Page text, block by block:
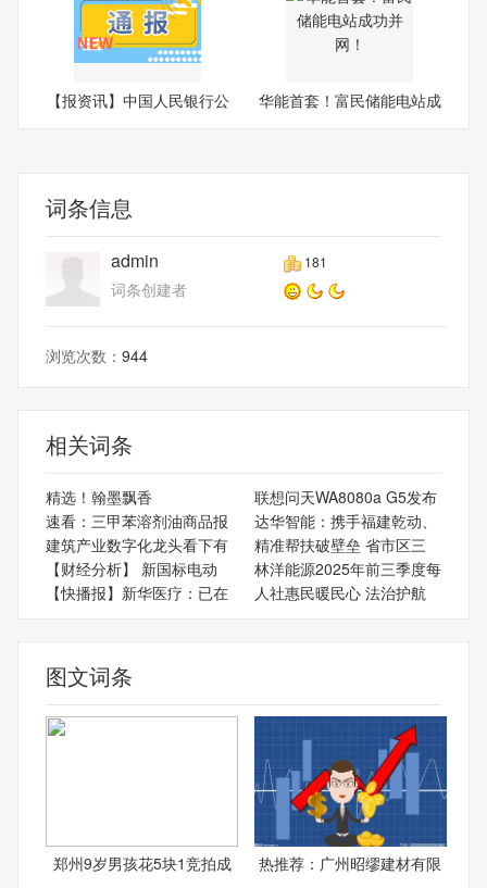
【报资讯】中国人民银行公
华能首套！富民储能电站成
词条信息
admin 181
词条创建者
浏览次数： 944
相关词条
精选！翰墨飘香
联想问天WA8080a G5发布
速看：三甲苯溶剂油商品报
达华智能：携手福建乾动、
建筑产业数字化龙头看下有
精准帮扶破壁垒 省市区三
【财经分析】 新国标电动
林洋能源2025年前三季度每
【快播报】新华医疗：已在
人社惠民暖民心 法治护航
图文词条
郑州9岁男孩花5块1竞拍成 热推荐：广州昭缪建材有限